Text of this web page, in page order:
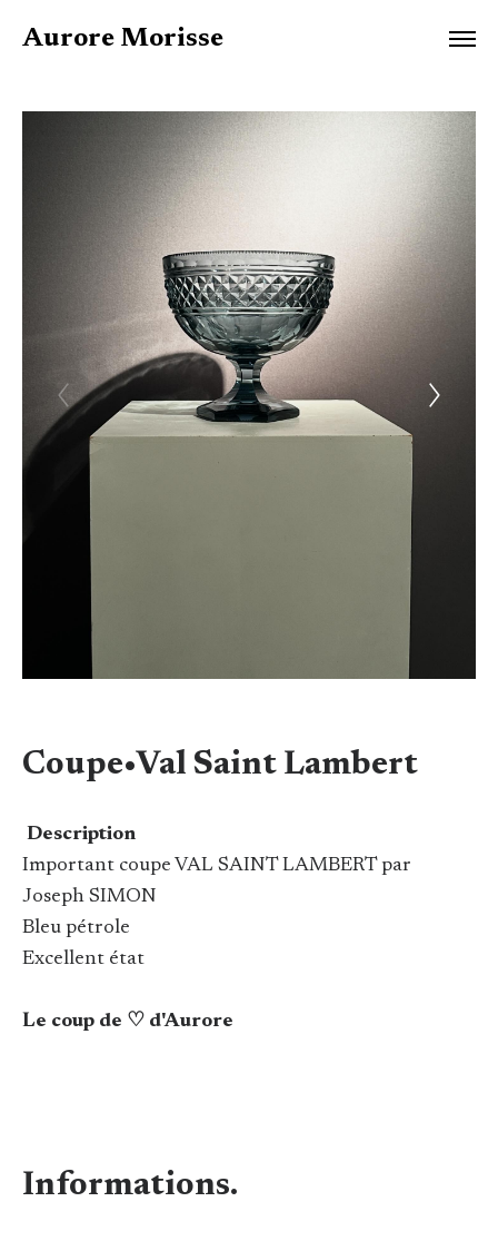
Aurore Morisse
Coupe•Val Saint Lambert
Description
Important coupe VAL SAINT LAMBERT par
Joseph SIMON
Bleu pétrole
Excellent état
Le coup de ♡ d'Aurore
Informations.